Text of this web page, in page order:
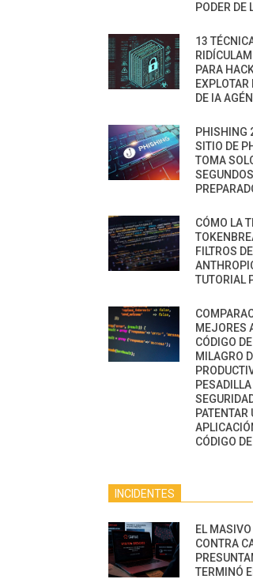
PODER DE
13
PARA
EXPLOTAR
DE IA
PHISHING
SITIO DE
TOMA
CÓMO LA
FILTROS
TUTORIAL
MEJORES
CÓDIGO
MILAGRO
PESADILLA
PATENTAR
CÓDIGO
INCIDENTES
EL
CONTRA
TERMINÓ